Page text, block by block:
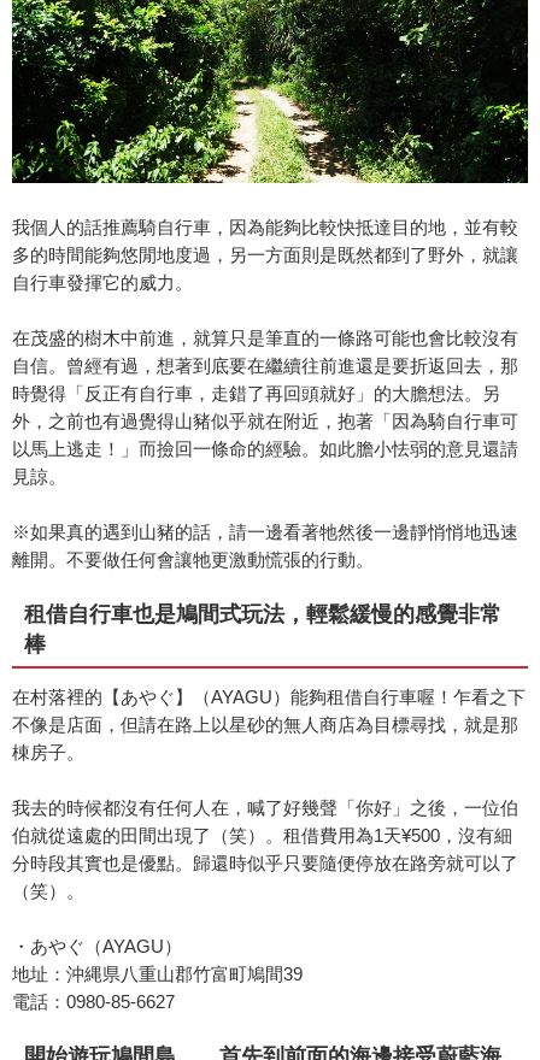
我個人的話推薦騎自行車，因為能夠比較快抵達目的地，並有較
多的時間能夠悠閒地度過，另一方面則是既然都到了野外，就讓
自行車發揮它的威力。
在茂盛的樹木中前進，就算只是筆直的一條路可能也會比較沒有
自信。曾經有過，想著到底要在繼續往前進還是要折返回去，那
時覺得「反正有自行車，走錯了再回頭就好」的大膽想法。另
外，之前也有過覺得山豬似乎就在附近，抱著「因為騎自行車可
以馬上逃走！」而撿回一條命的經驗。如此膽小怯弱的意見還請
見諒。
※如果真的遇到山豬的話，請一邊看著牠然後一邊靜悄悄地迅速
離開。不要做任何會讓牠更激動慌張的行動。
租借自行車也是鳩間式玩法，輕鬆緩慢的感覺非常
棒
在村落裡的【あやぐ】（AYAGU）能夠租借自行車喔！乍看之下
不像是店面，但請在路上以星砂的無人商店為目標尋找，就是那
棟房子。
我去的時候都沒有任何人在，喊了好幾聲「你好」之後，一位伯
伯就從遠處的田間出現了（笑）。租借費用為1天¥500，沒有細
分時段其實也是優點。歸還時似乎只要隨便停放在路旁就可以了
（笑）。
・あやぐ（AYAGU）
地址：沖縄県八重山郡竹富町鳩間39
電話：0980-85-6627